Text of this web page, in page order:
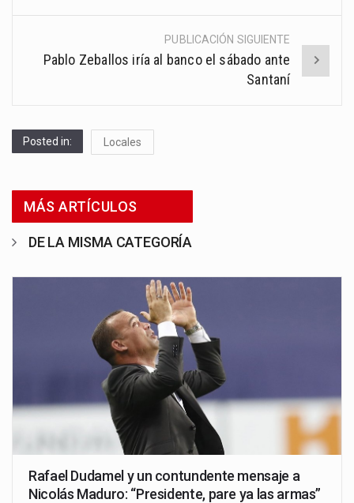
PUBLICACIÓN SIGUIENTE
Pablo Zeballos iría al banco el sábado ante
Santaní
Posted in: Locales
MÁS ARTÍCULOS
DE LA MISMA CATEGORÍA
Rafael Dudamel y un contundente mensaje a
Nicolás Maduro: “Presidente, pare ya las armas”